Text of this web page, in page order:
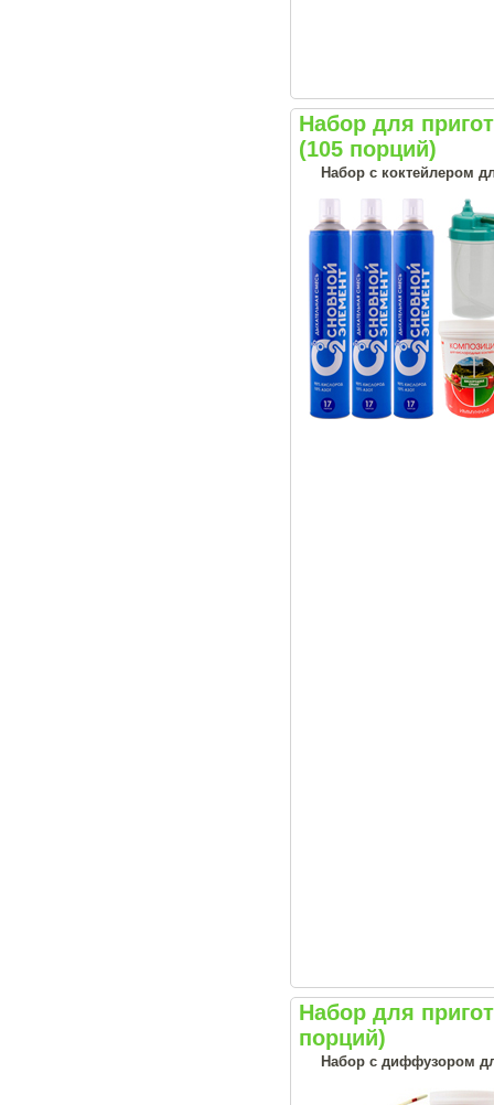
Набор для
(105 порций)
Набор с коктейлером
Набор для
порций)
Набор с диффузором